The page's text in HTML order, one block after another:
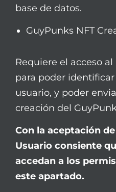
base de datos.
GuyPunks NFT
Requiere el acceso al
para poder
usuario, y poder
creación del
Con la aceptación
Usuario consiente
accedan a los
este apartado.